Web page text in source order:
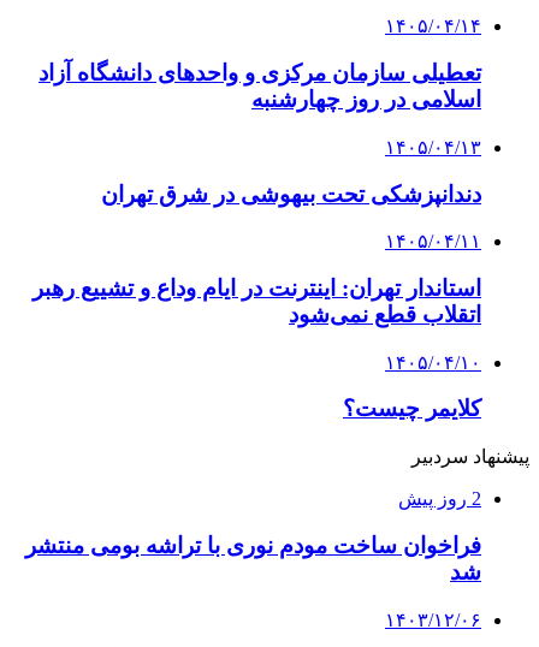
۱۴۰۵/۰۴/۱۴
تعطیلی سازمان مرکزی و واحدهای دانشگاه آزاد
اسلامی در روز چهارشنبه
۱۴۰۵/۰۴/۱۳
دندانپزشکی تحت بیهوشی در شرق تهران
۱۴۰۵/۰۴/۱۱
استاندار تهران: اینترنت در ایام وداع و تشییع رهبر
اتقلاب قطع نمی‌شود
۱۴۰۵/۰۴/۱۰
کلایمر چیست؟
پیشنهاد سردبیر
2 روز پیش
فراخوان ساخت مودم نوری با تراشه بومی منتشر
شد
۱۴۰۳/۱۲/۰۶